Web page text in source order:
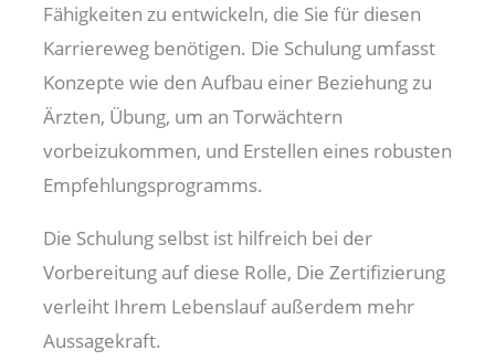
Fähigkeiten zu entwickeln, die Sie für diesen
Karriereweg benötigen. Die Schulung umfasst
Konzepte wie den Aufbau einer Beziehung zu
Ärzten, Übung, um an Torwächtern
vorbeizukommen, und Erstellen eines robusten
Empfehlungsprogramms.
Die Schulung selbst ist hilfreich bei der
Vorbereitung auf diese Rolle, Die Zertifizierung
verleiht Ihrem Lebenslauf außerdem mehr
Aussagekraft.